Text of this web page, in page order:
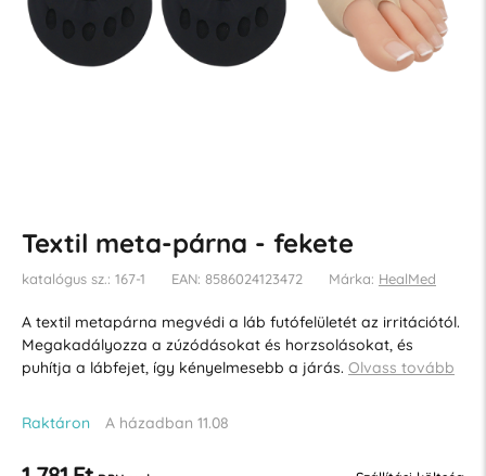
Textil meta-párna - fekete
katalógus sz.: 167-1 EAN: 8586024123472 Márka: HealMed
A textil metapárna megvédi a láb futófelületét az irritációtól.
Megakadályozza a zúzódásokat és horzsolásokat, és
puhítja a lábfejet, így kényelmesebb a járás. Olvass tovább
Raktáron A házadban 11.08